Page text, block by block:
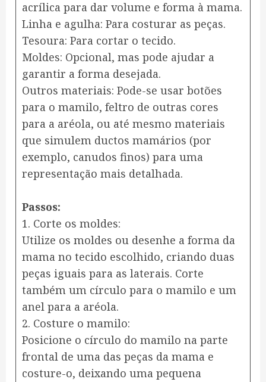
acrílica para dar volume e forma à mama.
Linha e agulha: Para costurar as peças.
Tesoura: Para cortar o tecido.
Moldes: Opcional, mas pode ajudar a
garantir a forma desejada.
Outros materiais: Pode-se usar botões
para o mamilo, feltro de outras cores
para a aréola, ou até mesmo materiais
que simulem ductos mamários (por
exemplo, canudos finos) para uma
representação mais detalhada.
Passos:
1. Corte os moldes:
Utilize os moldes ou desenhe a forma da
mama no tecido escolhido, criando duas
peças iguais para as laterais. Corte
também um círculo para o mamilo e um
anel para a aréola.
2. Costure o mamilo:
Posicione o círculo do mamilo na parte
frontal de uma das peças da mama e
costure-o, deixando uma pequena